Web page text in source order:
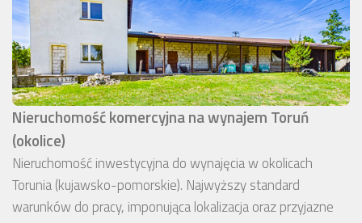
Nieruchomość komercyjna na wynajem Toruń
(okolice)
Nieruchomość inwestycyjna do wynajęcia w okolicach
Torunia (kujawsko-pomorskie). Najwyższy standard
warunków do pracy, imponująca lokalizacja oraz przyjazne